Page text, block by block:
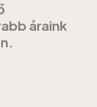
áraink